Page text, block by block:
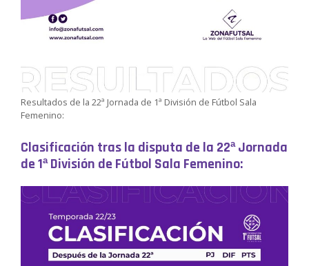
Resultados de la 22ª Jornada de 1ª División de Fútbol Sala
Femenino:
Clasificación tras la disputa de la 22ª Jornada
de 1ª División de Fútbol Sala Femenino: